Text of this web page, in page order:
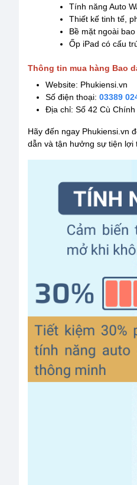
Tính năng Auto
Thiết kế tinh tế,
Bề mặt ngoài
Ốp iPad có cấu
Thông tin mua hàng Bao
Website: Phukiensi.vn
Số điện thoại: 03389
Địa chỉ: Số 42 Cù
Hãy đến ngay Phukiensi.vn
dẫn và tận hưởng sự tiện lợi